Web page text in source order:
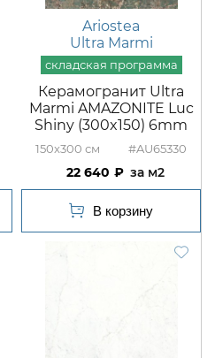
Ariostea
Ultra Marmi
Керамогранит Ultra
Marmi AMAZONITE Luc
Shiny (300x150) 6mm
150x300 #AU65330
22 640 м2